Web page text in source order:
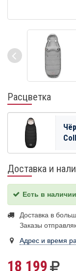
Расцветка
Доставка и
Есть в наличии
Доставка в
Заказы
Адрес и время
18 199